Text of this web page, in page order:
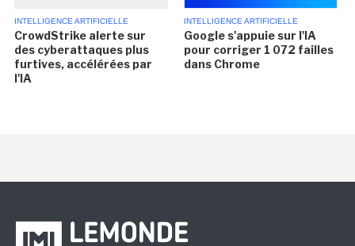
INTELLIGENCE ARTIFICIELLE
CrowdStrike alerte sur
des cyberattaques plus
furtives, accélérées par
l'IA
INTELLIGENCE ARTIFICIELLE
Google s'appuie sur l'IA
pour corriger 1 072 failles
dans Chrome